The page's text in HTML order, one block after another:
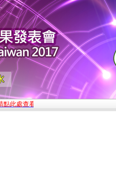
處查看】;註冊費收據列印及注意事項：